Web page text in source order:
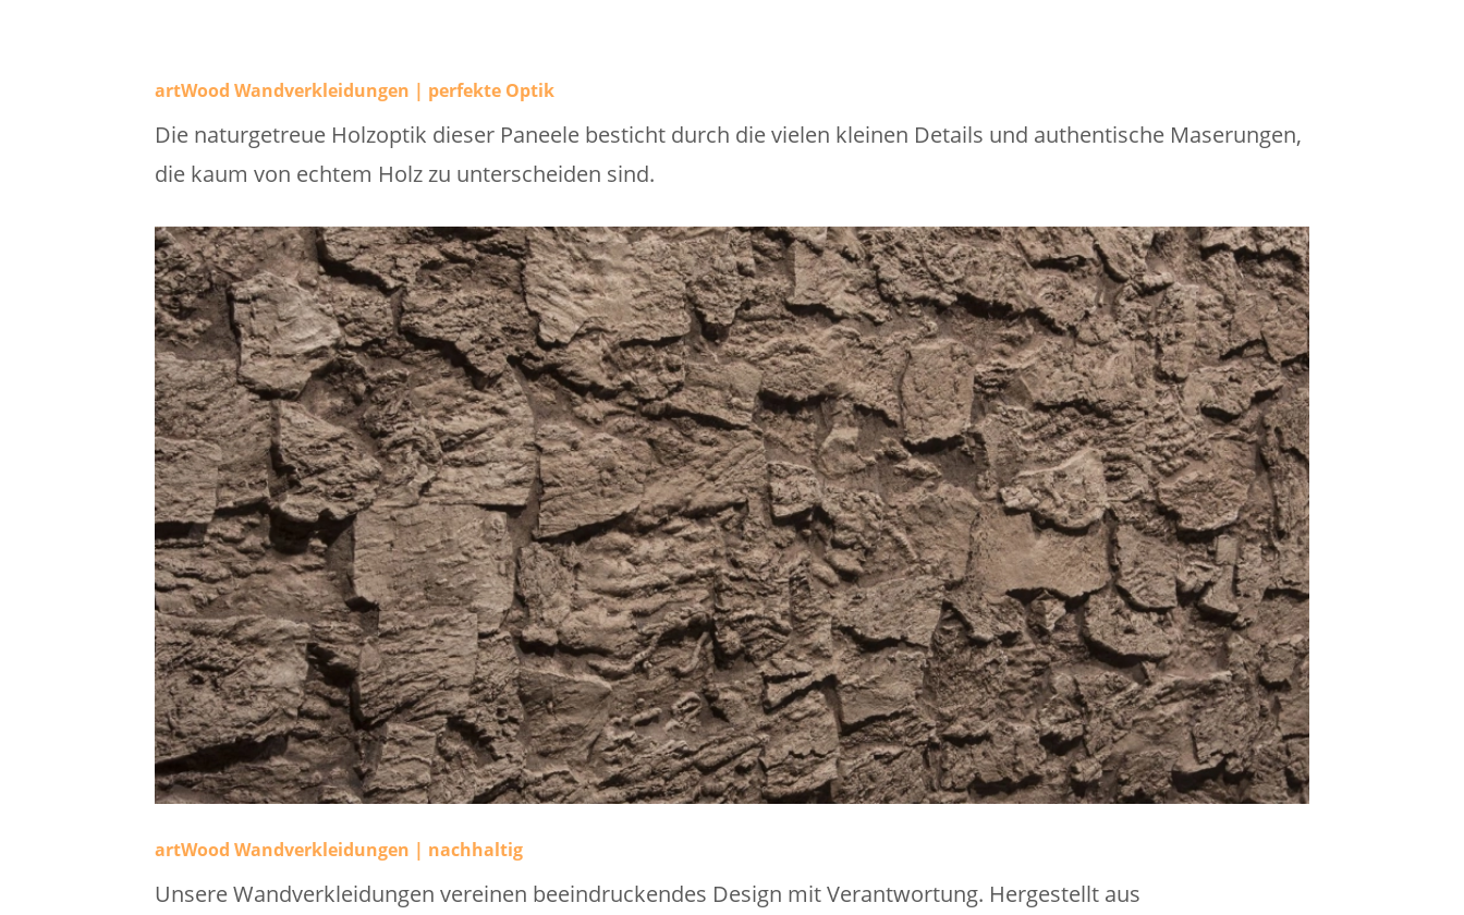
artWood Wandverkleidungen | perfekte Optik
Die naturgetreue Holzoptik dieser Paneele besticht durch die vielen kleinen Details und authentische Maserungen,
die kaum von echtem Holz zu unterscheiden sind.
artWood Wandverkleidungen | nachhaltig
Unsere Wandverkleidungen vereinen beeindruckendes Design mit Verantwortung. Hergestellt aus